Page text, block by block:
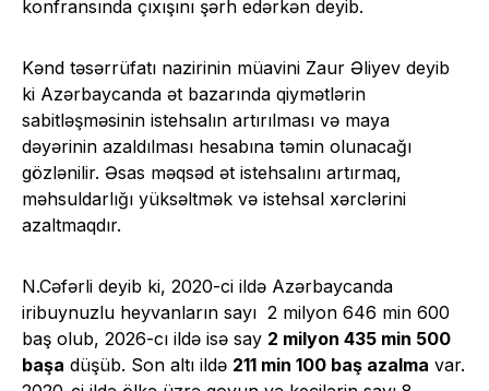
konfransında çıxışını şərh edərkən deyib.
Kənd təsərrüfatı nazirinin müavini Zaur Əliyev deyib
ki Azərbaycanda ət bazarında qiymətlərin
sabitləşməsinin istehsalın artırılması və maya
dəyərinin azaldılması hesabına təmin olunacağı
gözlənilir. Əsas məqsəd ət istehsalını artırmaq,
məhsuldarlığı yüksəltmək və istehsal xərclərini
azaltmaqdır.
N.Cəfərli deyib ki, 2020-ci ildə Azərbaycanda
iribuynuzlu heyvanların sayı 2 milyon 646 min 600
baş olub, 2026-cı ildə isə say 2 milyon 435 min 500
başa düşüb. Son altı ildə 211 min 100 baş azalma var.